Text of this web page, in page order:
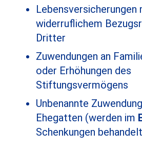
Lebensversicherungen
widerruflichem
Dritter
Zuwendungen an
oder Erhöhungen des
Stiftungsvermögens
Unbenannte
Ehegatten (werden im
Schenkungen